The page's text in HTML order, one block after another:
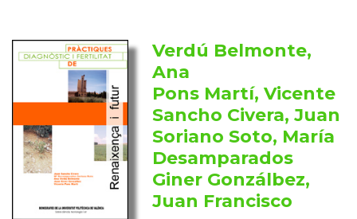
Verdú Belmonte,
Ana
Pons Martí, Vicente
Sancho Civera, Juan
Soriano Soto, María
Desamparados
Giner Gonzálbez,
Juan Francisco